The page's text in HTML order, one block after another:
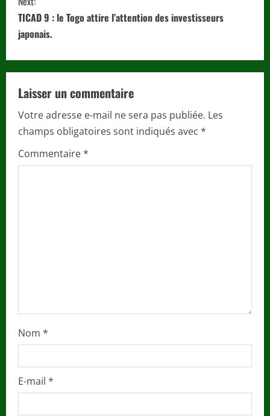
i
n
u
e
R
e
a
TICAD 9 : le Togo attire l’attention des investisseurs
japonais.
Laisser un commentaire
Votre adresse e-mail ne sera pas publiée. Les
champs obligatoires sont indiqués avec *
Commentaire*
Nom *
E-mail *